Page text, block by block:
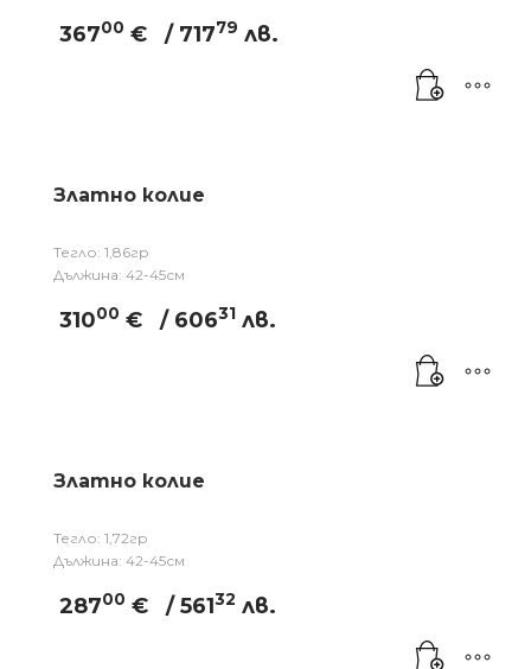
36700 € / 71779 лв.
Златно колие
Тегло: 1,86гр
Дължина: 42-45см
31000 € / 60631 лв.
Златно колие
Тегло: 1,72гр
Дължина: 42-45см
28700 € / 56132 лв.